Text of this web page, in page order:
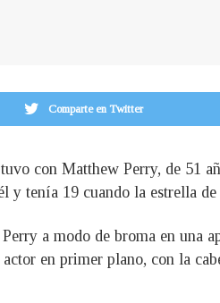
Comparte en Twitter
con Matthew Perry, de 51
y tenía 19 cuando la estrella
a modo de broma en una
en primer plano, con la